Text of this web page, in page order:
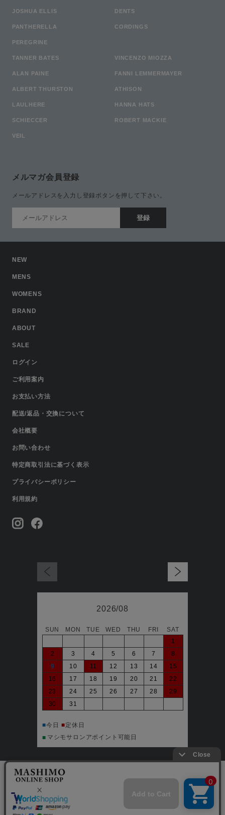
JOSHUA ELLIS DENTS
PANTHERELLA CORDINGS
PEREGRINE
TANNER BATES VINCENZO MIOZZA
ALAN PAINE FANNI LEMMERMAYER
ALBERT THURSTON ATHISON
LAULHERE HANNA HATS
SCHIECCER ROBERT MACKIE
VEIL
メルマガ会員登録
メールアドレスを入力し登録ボタンを押して下さい。
NEW
MENS
WOMENS
BRAND
ABOUT
SALE
ログイン
ご利用案内
お支払い方法
配送/返品・交換について
会社概要
お問い合わせ
特定商取引法に基づく表示
プライバシーポリシー
利用規約
2026/08
SUN MON TUE WED THU FRI
SAT
1
2
3 4 5 6 7
8
9
10 11 12 13 14
15
16
17 18 19 20 21
22
23
24 25 26 27 28
29
30
31
■今日 ■定休日
■ マシモサロンアポイント可能日